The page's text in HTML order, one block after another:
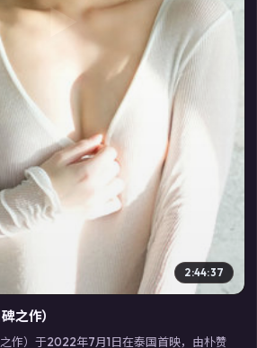
▶
2:44:37
之作）
作）于2022年7月1日在泰国首映，由朴赞